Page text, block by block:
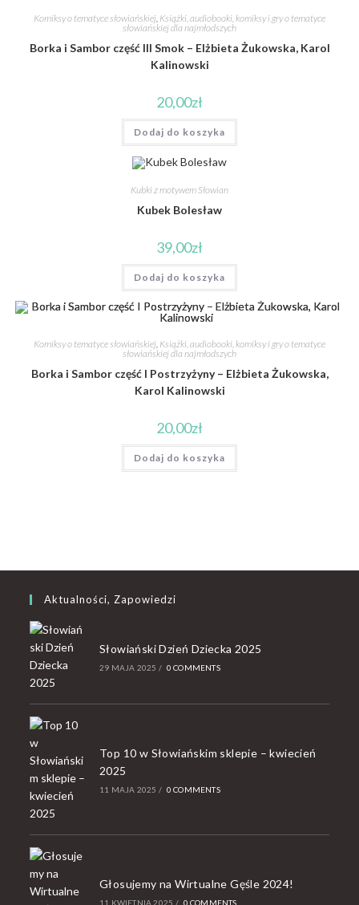
Komiksy o tematyce słowiańskiej, Książki, audiobooki, komiksy i gry o tematyce
słowiańskiej dla najmłodszych
Borka i Sambor część III Smok – Elżbieta Żukowska, Karol
Kalinowski
20,00zł
Dodaj do koszyka
Kubki z motywem Słowian
Kubek Bolesław
39,00zł
Dodaj do koszyka
Komiksy o tematyce słowiańskiej, Książki, audiobooki, komiksy i gry o tematyce
słowiańskiej dla najmłodszych
Borka i Sambor część I Postrzyżyny – Elżbieta Żukowska,
Karol Kalinowski
20,00zł
Dodaj do koszyka
Aktualności, Zapowiedzi
Słowiański Dzień Dziecka 2025
29 MAJA 2025 / 0 COMMENTS
Top 10 w Słowiańskim sklepie – kwiecień
2025
11 MAJA 2025 / 0 COMMENTS
Głosujemy na Wirtualne Gęśle 2024!
11 KWIETNIA 2025 / 0 COMMENTS